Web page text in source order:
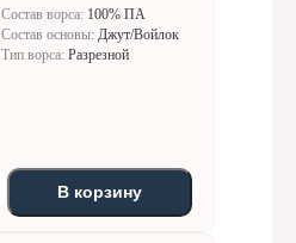
Состав ворса: 100% ПА
Состав основы: Джут/Войлок
Тип ворса: Разрезной
В корзину